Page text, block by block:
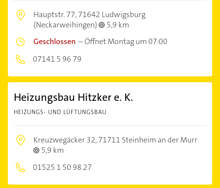
Hauptstr. 77,71642 Ludwigsburg
(Neckarweihingen)
5,9 km
Geschlossen –Öffnet Montag um 07:00
07141 5 96 79
Heizungsbau Hitzker e. K.
HEIZUNGS- UND LÜFTUNGSBAU
Kreuzwegäcker 32,71711 Steinheim an der Murr
5,9 km
01525 1 50 98 27